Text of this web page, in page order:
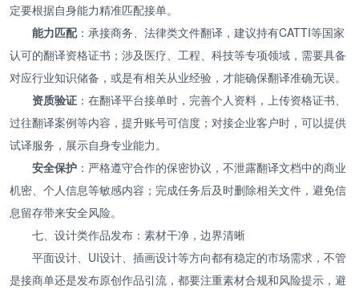
定要根据自身能力精准匹配接单。
能力匹配：承接商务、法律类文件翻译，建议持有CATTI等国家
认可的翻译资格证书；涉及医疗、工程、科技等专项领域，需要具备
对应行业知识储备，或是有相关从业经验，才能确保翻译准确无误。
资质验证 ：在翻译平台接单时，完善个人资料，上传资格证书、
过往翻译案例等内容，提升账号可信度；对接企业客户时，可以提供
试译服务，展示自身专业能力。
安全保护 ：严格遵守合作的保密协议，不泄露翻译文档中的商业
机密、个人信息等敏感内容；完成任务后及时删除相关文件，避免信
息留存带来安全风险。
七、设计类作品发布：素材干净，边界清晰
平面设计、UI设计、插画设计等方向都有稳定的市场需求，不管
是接商单还是发布原创作品引流，都要注重素材合规和风险提示，避